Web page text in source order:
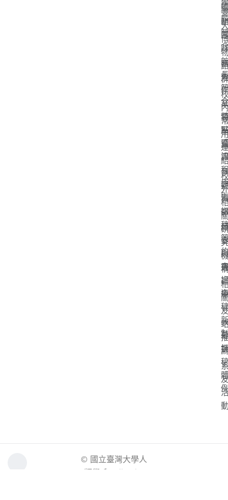
© 國立臺灣大學人
類學系. All rights